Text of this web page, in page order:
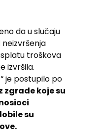
da u slučaju
troškova
izvršila.
je postupilo po
zgrade koje su
su